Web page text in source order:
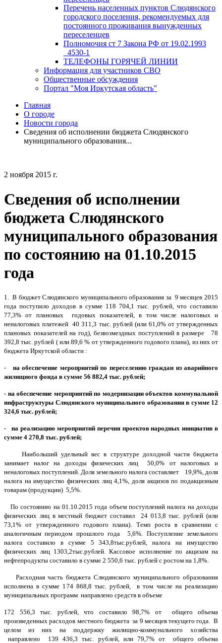
Перечень населенных пунктов Слюдянского
городского поселения, рекомендуемых для
постоянного проживания вынужденных
переселенцев
Полномочия ст 7 Закона РФ от 19.02.1993
_4530-1
ТЕЛЕФОНЫ ГОРЯЧЕЙ ЛИНИИ
Информация для участников СВО
Общественные обсуждения
Портал "Моя Иркутская область"
Главная
О городе
Новости города
Сведения об исполнении бюджета Слюдянского
муниципального образования...
2 ноября 2015 г.
Сведения об исполнении
бюджета Слюдянского
муниципального образования
по состоянию на 01.10.2015
года
1. В бюджет Слюдянского муниципального образования за 9 месяцев 2015
года поступило доходов в сумме 118 704,1 тыс. рублей, что составило
77,3% от плановых годовых показателей, в том числе налоговых и
неналоговых платежей 40 311,3 тыс. рублей (или 61,0% от утвержденных
плановых показателей на год), безвозмездных поступлений в размере 78
392,8 тыс. рублей ( или 89,6 % от утвержденного годового плана), из них от
бюджета Иркутской области :
- на обеспечение мероприятий по переселению граждан из аварийного
жилищного фонда в сумме 56 882,4 тыс. рублей;
- на обеспечение мероприятий по модернизации объектов коммунальной
инфраструктуры Слюдянского муниципального образования в сумме 12
324,6 тыс. рублей;
- на реализацию мероприятий перечня проектов народных инициатив в
сумме 4 270,8 тыс. рублей;
Наибольший удельный вес в структуре доходной части бюджета
занимает налог на доходы физических лиц 50,0% от налоговых и
неналоговых поступлений. Доля земельного налога составляет 19,9%, доля
налога на имущество физических лиц 4,1%, доля акцизов по подакцизным
товарам (продукции) 5,5%.
По состоянию на 01.10.2015 года объем поступлений налога на доходы
физических лиц в местный бюджет составил 24 013,8 тыс. рублей (или
73,1% от утвержденного годового плана). Темп роста в сравнении с
аналогичным периодом прошлого года 5,6%. Поступление земельного
налога составило в сумме 5 343,8тыс.рублей, налога на имущество
физических лиц 1303,2тыс.рублей. Кассовое исполнение по акцизам на
нефтепродукты составило в сумме 2 550,6 тыс. рублей с ростом на 1,8%.
Расходная часть бюджета Слюдянского муниципального образования
исполнена в сумме 174 868,8 тыс. рублей, в том числе на реализацию
муниципальных программ направлено средств в объеме
172 556,3 тыс. рублей, что составило 98,7% от общего объема
произведенных расходов местного бюджета за 9 месяцев текущего года. В
целом из них на поддержку жилищно-коммунального хозяйства
направлено 139 436,3 тыс. рублей, или 79,7% от общего объема